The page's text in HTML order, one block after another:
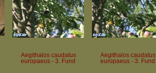
Aegithalos caudatus
europaeus - 3. Fund
Aegithalos caudatus
europaeus - 3. Fund